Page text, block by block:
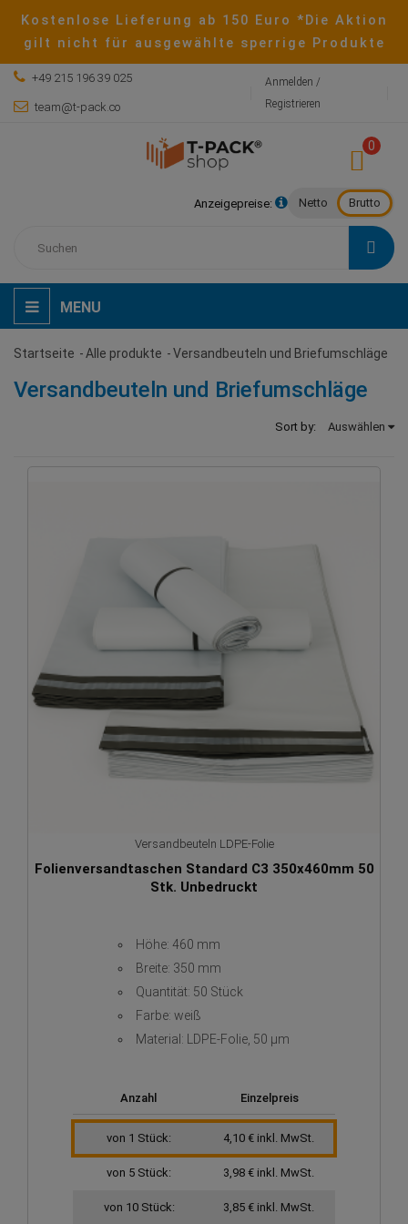
Kostenlose Lieferung ab 150 Euro *Die Aktion
gilt nicht für ausgewählte sperrige Produkte
+49 215 196 39 025
team@t-pack.co
Anmelden /
Registrieren
Anzeigepreise: Netto Brutto
0
MENU
Startseite Alle produkte Versandbeuteln und Briefumschläge
Versandbeuteln und Briefumschläge
Sort by: Auswählen
Versandbeuteln LDPE-Folie
Folienversandtaschen Standard C3 350x460mm 50
Stk. Unbedruckt
Höhe: 460 mm
Breite: 350 mm
Quantität: 50 Stück
Farbe: weiß
Material: LDPE-Folie, 50 µm
Anzahl Einzelpreis
von 1 Stück: 4,10 € inkl. MwSt.
von 5 Stück: 3,98 € inkl. MwSt.
von 10 Stück: 3,85 € inkl. MwSt.